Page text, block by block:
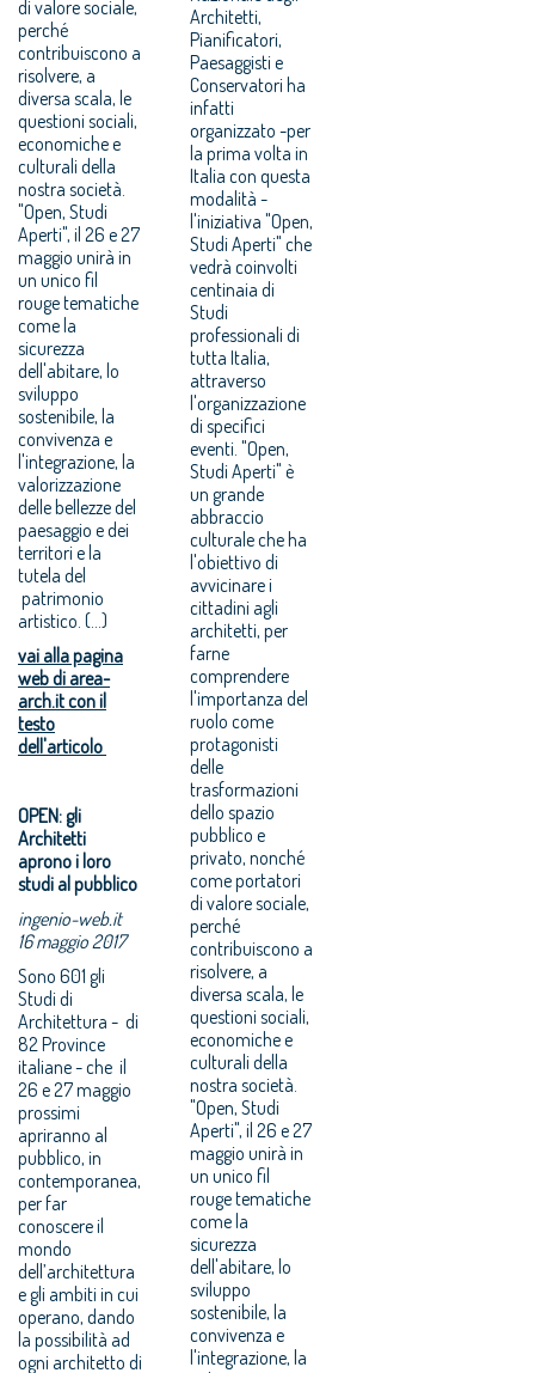
di valore sociale,
perché
contribuiscono a
risolvere, a
diversa scala, le
questioni sociali,
economiche e
culturali della
nostra società.
"Open, Studi
Aperti", il 26 e 27
maggio unirà in
un unico fil
rouge tematiche
come la
sicurezza
dell'abitare, lo
sviluppo
sostenibile, la
convivenza e
l'integrazione, la
valorizzazione
delle bellezze del
paesaggio e dei
territori e la
tutela del
patrimonio
artistico. (...)
vai alla pagina
web di area-
arch.it con il
testo
dell'articolo
OPEN: gli
Architetti
aprono i loro
studi al pubblico
ingenio-web.it
16 maggio 2017
Sono 601 gli
Studi di
Architettura - di
82 Province
italiane - che il
26 e 27 maggio
prossimi
apriranno al
pubblico, in
contemporanea,
per far
conoscere il
mondo
dell’architettura
e gli ambiti in cui
operano, dando
la possibilità ad
ogni architetto di
Architetti,
Pianificatori,
Paesaggisti e
Conservatori ha
infatti
organizzato -per
la prima volta in
Italia con questa
modalità -
l'iniziativa "Open,
Studi Aperti" che
vedrà coinvolti
centinaia di
Studi
professionali di
tutta Italia,
attraverso
l'organizzazione
di specifici
eventi. "Open,
Studi Aperti" è
un grande
abbraccio
culturale che ha
l'obiettivo di
avvicinare i
cittadini agli
architetti, per
farne
comprendere
l'importanza del
ruolo come
protagonisti
delle
trasformazioni
dello spazio
pubblico e
privato, nonché
come portatori
di valore sociale,
perché
contribuiscono a
risolvere, a
diversa scala, le
questioni sociali,
economiche e
culturali della
nostra società.
"Open, Studi
Aperti", il 26 e 27
maggio unirà in
un unico fil
rouge tematiche
come la
sicurezza
dell'abitare, lo
sviluppo
sostenibile, la
convivenza e
l'integrazione, la